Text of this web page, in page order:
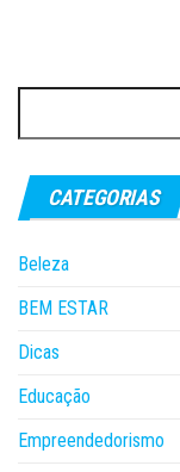
por:
CATEGORIAS
Beleza
BEM ESTAR
Dicas
Educação
Empreendedorismo